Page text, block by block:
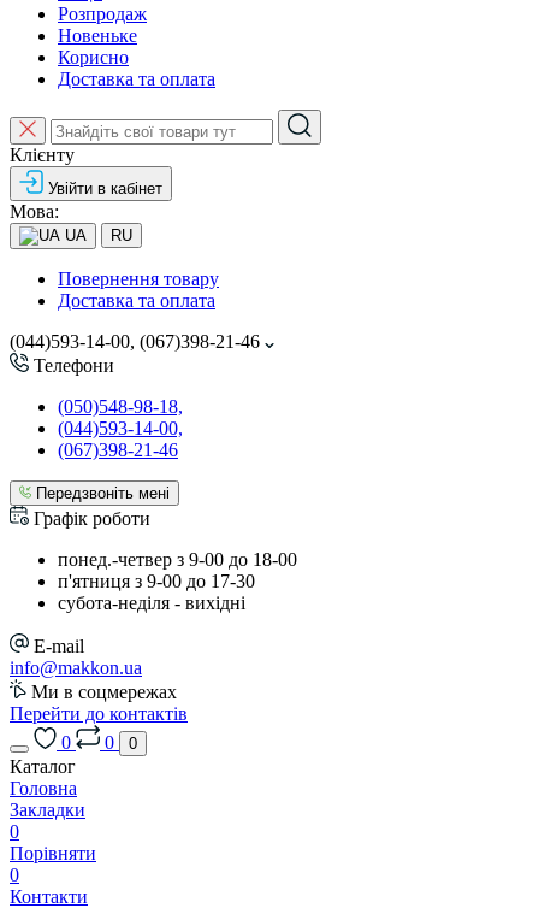
Розпродаж
Новеньке
Корисно
Доставка та оплата
Клієнту
Увійти в кабінет
Мова:
UA RU
Повернення товару
Доставка та оплата
(044)593-14-00, (067)398-21-46
Телефони
(050)548-98-18,
(044)593-14-00,
(067)398-21-46
Передзвоніть мені
Графік роботи
понед.-четвер з 9-00 до 18-00
п'ятниця з 9-00 до 17-30
cубота-неділя - вихідні
E-mail
info@makkon.ua
Ми в соцмережах
Перейти до контактів
0
0 0
Каталог
Головна
Закладки
0
Порівняти
0
Контакти